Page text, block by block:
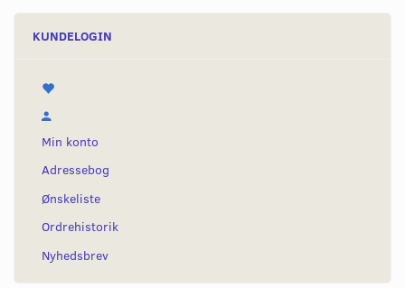
KUNDELOGIN
Min konto
Adressebog
Ønskeliste
Ordrehistorik
Nyhedsbrev